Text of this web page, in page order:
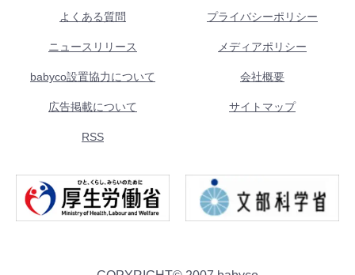
よくある質問 プライバシーポリシー
ニュースリリース メディアポリシー
babyco設置協力について 会社概要
広告掲載について サイトマップ
RSS